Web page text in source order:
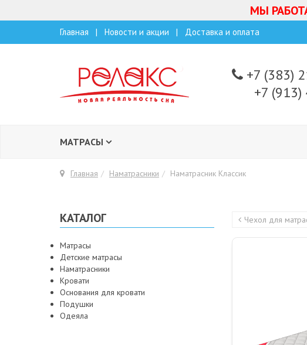
МЫ
Главная Новости и акции Доставка и оплата
+7 (383)
+7 (913)
МАТРАСЫ
Главная Наматрасники Наматрасник Классик
Чехол для
КАТАЛОГ
Матрасы
Детские матрасы
Наматрасники
Кровати
Основания для кровати
Подушки
Одеяла